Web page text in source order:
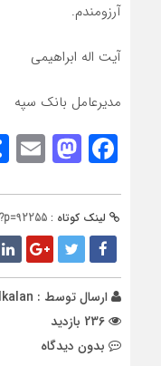
آرزومندم.
آیت اله ابراهیمی
مدیرعامل بانک سپه​
لینک کوتاه :
ارسال توسط :
بدون دیدگاه